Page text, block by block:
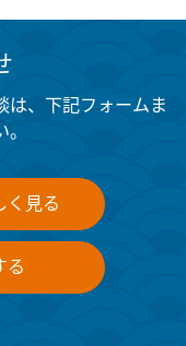
は、下記フォームま
く見る
る